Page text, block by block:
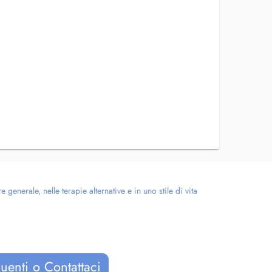
nelle terapie alternative e in uno stile di vita
o Contattaci